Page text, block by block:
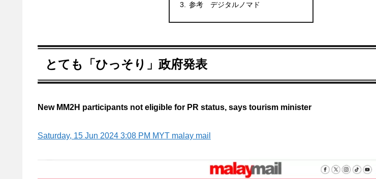
参考 デジタルノマド
とても「ひっそり」政府発表
New MM2H participants not eligible for PR status, says tourism minister
Saturday, 15 Jun 2024 3:08 PM MYT malay mail